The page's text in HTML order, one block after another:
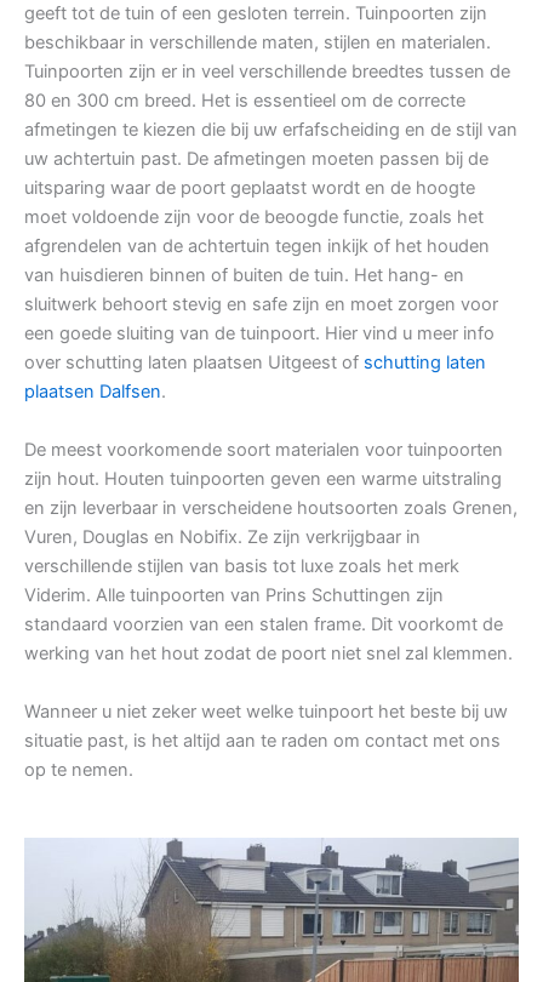
geeft tot de tuin of een gesloten terrein. Tuinpoorten zijn
beschikbaar in verschillende maten, stijlen en materialen.
Tuinpoorten zijn er in veel verschillende breedtes tussen de
80 en 300 cm breed. Het is essentieel om de correcte
afmetingen te kiezen die bij uw erfafscheiding en de stijl van
uw achtertuin past. De afmetingen moeten passen bij de
uitsparing waar de poort geplaatst wordt en de hoogte
moet voldoende zijn voor de beoogde functie, zoals het
afgrendelen van de achtertuin tegen inkijk of het houden
van huisdieren binnen of buiten de tuin. Het hang- en
sluitwerk behoort stevig en safe zijn en moet zorgen voor
een goede sluiting van de tuinpoort. Hier vind u meer info
over schutting laten plaatsen Uitgeest of schutting laten
plaatsen Dalfsen.
De meest voorkomende soort materialen voor tuinpoorten
zijn hout. Houten tuinpoorten geven een warme uitstraling
en zijn leverbaar in verscheidene houtsoorten zoals Grenen,
Vuren, Douglas en Nobifix. Ze zijn verkrijgbaar in
verschillende stijlen van basis tot luxe zoals het merk
Viderim. Alle tuinpoorten van Prins Schuttingen zijn
standaard voorzien van een stalen frame. Dit voorkomt de
werking van het hout zodat de poort niet snel zal klemmen.
Wanneer u niet zeker weet welke tuinpoort het beste bij uw
situatie past, is het altijd aan te raden om contact met ons
op te nemen.